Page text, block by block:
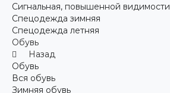
Сигнальная, повышенной видимости
Спецодежда зимняя
Спецодежда летняя
Обувь
Назад
Обувь
Вся обувь
Зимняя обувь